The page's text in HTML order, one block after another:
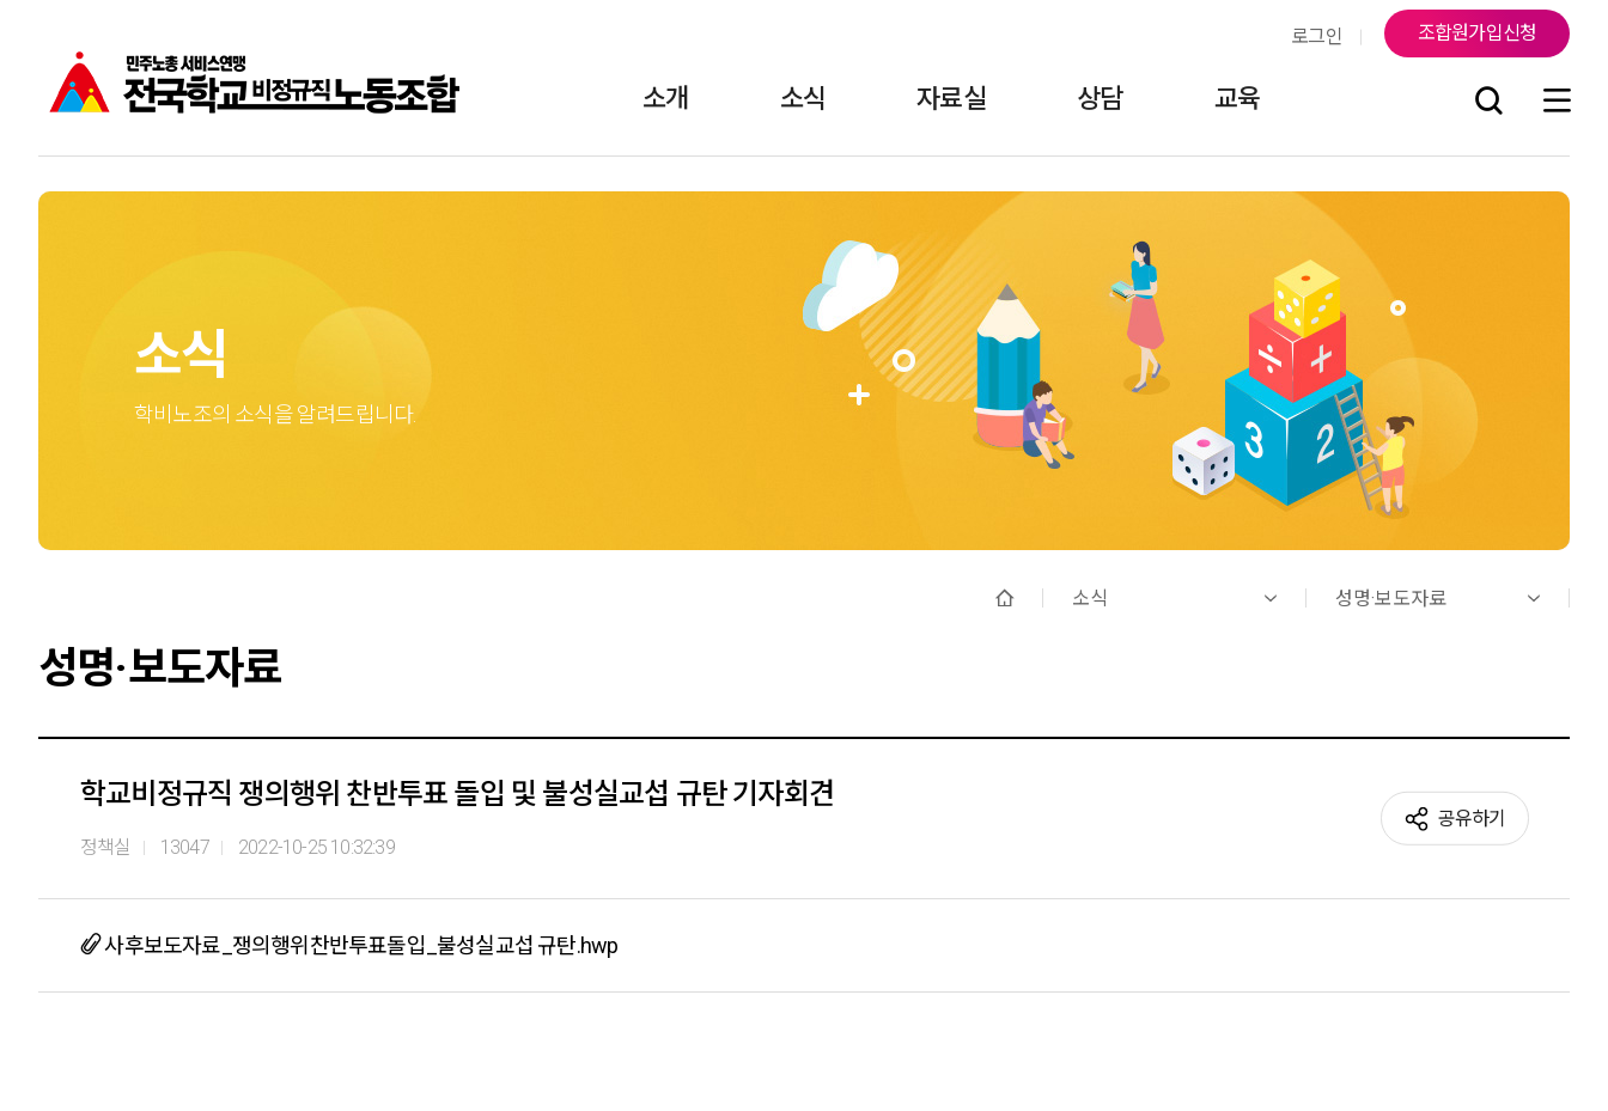
로그인 조합원가입신청
소개
조직도·연락처 오시는 길
소식
언론에 비친 학비노조 조합원게시판
자료실
법률자료
상담 교육
소식
학비노조의 소식을 알려드립니다.
소식 성명·보도자료
성명·보도자료
학교비정규직 쟁의행위 찬반투표 돌입 및 불성실교섭 규탄 기자회견
정책실 13047 2022-10-25 10:32:39
공유하기
사후보도자료_쟁의행위찬반투표돌입_불성실교섭 규탄.hwp